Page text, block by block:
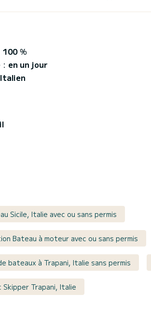
100%
: en un jour
Italien
Sicile, Italie avec ou sans permis
Bateau à moteur avec ou sans permis
bateaux à Trapani, Italie sans permis
Trapani, Italie